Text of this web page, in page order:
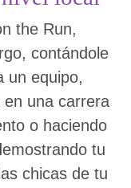
the Run,
contándole
un equipo,
una carrera
o haciendo
tu
chicas de tu